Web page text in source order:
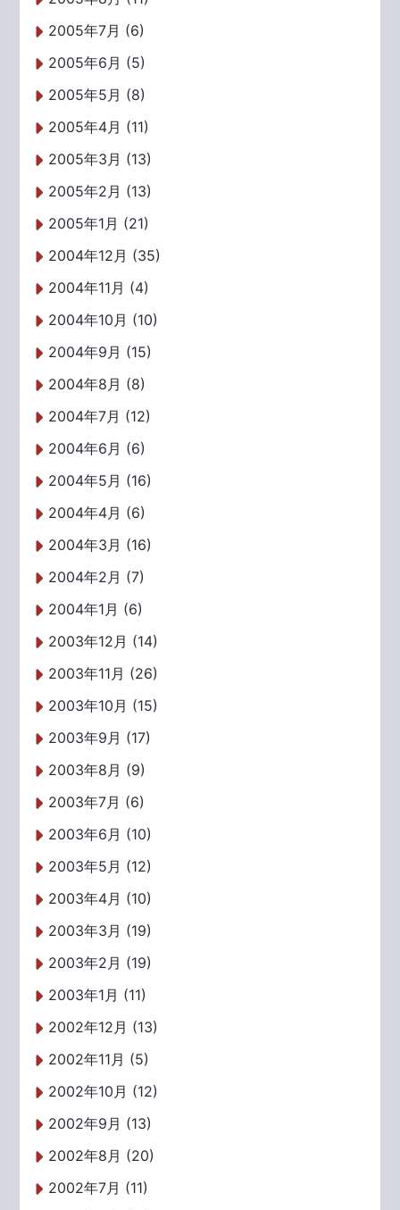
2005年7月 (6)
2005年6月 (5)
2005年5月 (8)
2005年4月 (11)
2005年3月 (13)
2005年2月 (13)
2005年1月 (21)
2004年12月 (35)
2004年11月 (4)
2004年10月 (10)
2004年9月 (15)
2004年8月 (8)
2004年7月 (12)
2004年6月 (6)
2004年5月 (16)
2004年4月 (6)
2004年3月 (16)
2004年2月 (7)
2004年1月 (6)
2003年12月 (14)
2003年11月 (26)
2003年10月 (15)
2003年9月 (17)
2003年8月 (9)
2003年7月 (6)
2003年6月 (10)
2003年5月 (12)
2003年4月 (10)
2003年3月 (19)
2003年2月 (19)
2003年1月 (11)
2002年12月 (13)
2002年11月 (5)
2002年10月 (12)
2002年9月 (13)
2002年8月 (20)
2002年7月 (11)